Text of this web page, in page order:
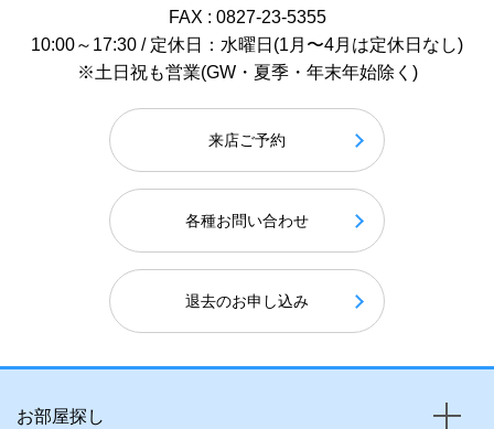
FAX : 0827-23-5355
10:00～17:30 / 定休日：水曜日(1月〜4月は定休日なし)
※土日祝も営業(GW・夏季・年末年始除く)
来店ご予約
各種お問い合わせ
退去のお申し込み
お部屋探し